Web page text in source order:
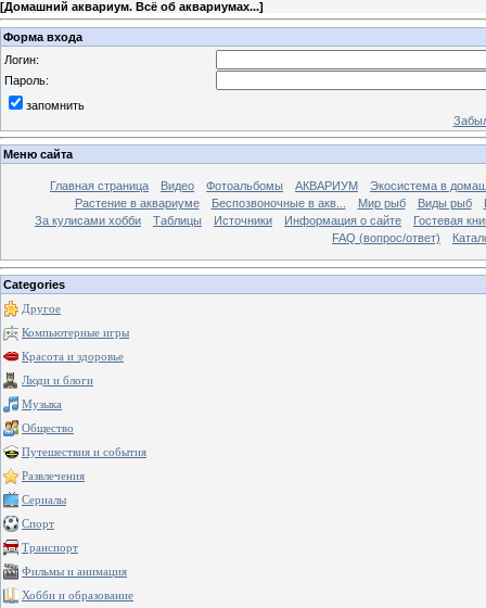
[Домашний аквариум. Всё об аквариумах...]
Форма входа
Логин:
Пароль:
запомнить
Меню сайта
Главная страница Видео Фотоальбомы АКВАРИУМ
Экосистема в
Растение в аквариуме
Беспозвоночные в акв... Мир рыб Виды рыб
За кулисами хобби
Таблицы Источники Информация о сайте
Гостевая
FAQ (вопрос/ответ)
Categories
Другое
Компьютерные игры
Красота и здоровье
Люди и блоги
Музыка
Общество
Путешествия и события
Развлечения
Сериалы
Спорт
Транспорт
Фильмы и анимация
Хобби и образование